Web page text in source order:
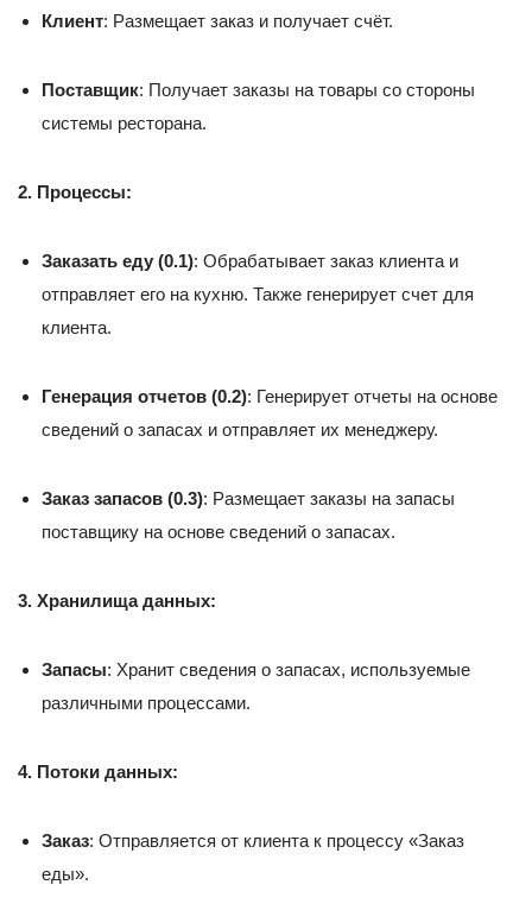
Клиент: Размещает заказ и получает счёт.
Поставщик: Получает заказы на товары со стороны
системы ресторана.
2. Процессы:
Заказать еду (0.1): Обрабатывает заказ клиента и
отправляет его на кухню. Также генерирует счет для
клиента.
Генерация отчетов (0.2): Генерирует отчеты на основе
сведений о запасах и отправляет их менеджеру.
Заказ запасов (0.3): Размещает заказы на запасы
поставщику на основе сведений о запасах.
3. Хранилища данных:
Запасы: Хранит сведения о запасах, используемые
различными процессами.
4. Потоки данных:
Заказ: Отправляется от клиента к процессу «Заказ
еды».